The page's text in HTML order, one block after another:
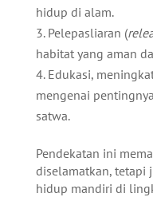
hidup di alam.
Pelepasliaran (
habitat yang aman
Edukasi,
mengenai
satwa.
Pendekatan ini
diselamatkan, tetapi
hidup mandiri di